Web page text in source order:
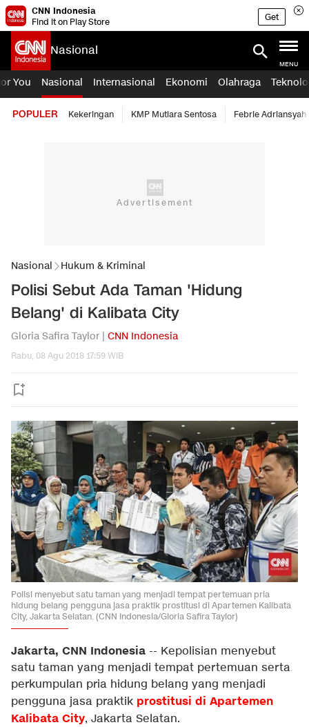
CNN Indonesia
Find it on Play Store
Get
Nasional
MENU
You Nasional Internasional Ekonomi Olahraga
POPULER Kekeringan KMP Mutiara Sentosa Febrie Adriansyah
Nasional Hukum & Kriminal
Polisi Sebut Ada Taman 'Hidung
Belang' di Kalibata City
Gloria Safira Taylor | CNN Indonesia
Rabu, 08 Agu 2018 17:59 WIB
Polisi menyebut satu taman yang menjadi tempat pertemuan pria
hidung belang pengguna jasa praktik prostitusi di Apartemen Kalibata
City, Jakarta Selatan. (CNN Indonesia/Gloria Safira Taylor)
Jakarta, CNN Indonesia -- Kepolisian menyebut
satu taman yang menjadi tempat pertemuan serta
perkumpulan pria hidung belang yang menjadi
pengguna jasa praktik prostitusi di Apartemen
Kalibata City, Jakarta Selatan.